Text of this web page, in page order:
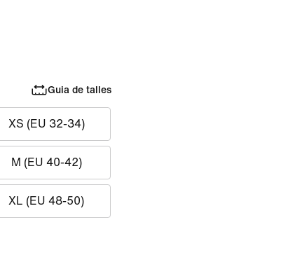
Guia de talles
XS (EU 32-34)
M (EU 40-42)
XL (EU 48-50)